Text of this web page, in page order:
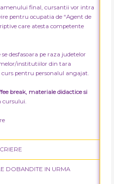
final, cursantii vor intra
pentru ocupatia de “Agent de
care atesta competente
desfasoara pe raza judetelor
institutiilor din tara
pentru personalul angajat.
break, materiale didactice si
cursului.
DOBANDITE IN URMA